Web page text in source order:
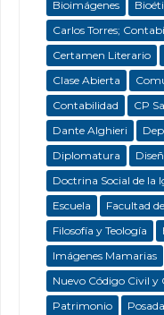
Bioimágenes
Carlos Torres;
Certamen Literario
Clase Abierta
Contabilidad
CP
Dante Alghieri
Diplomatura
Doctrina Social de la
Escuela
Facultad
Filosofía y Teología
Imágenes Mamarias
Nuevo Código Civil y
Patrimonio